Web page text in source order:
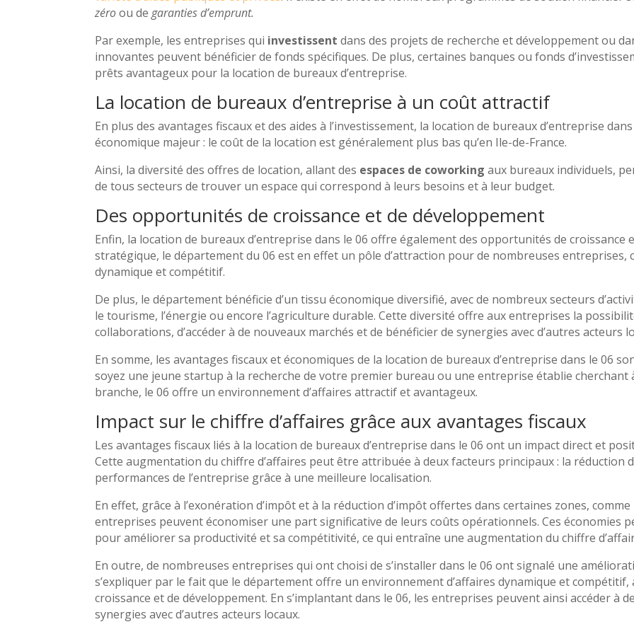
zéroou degaranties d’emprunt.
Par exemple, les entreprises qui investissentdans des projets de recherche et développement ou
innovantes peuvent bénéficier de fonds spécifiques. De plus, certaines banques ou fonds
prêts avantageux pour la location de bureaux d’entreprise.
La location de bureaux d’entreprise à un coût attractif
En plus des avantages fiscaux et des aides à l’investissement, la location de bureaux d’entreprise
économique majeur : le coût de la location est généralement plus bas qu’en Ile-de-France.
Ainsi, la diversité des offres de location, allant des espaces de coworking aux bureaux individuels,
de tous secteurs de trouver un espace qui correspond à leurs besoins et à leur budget.
Des opportunités de croissance et de développement
Enfin, la location de bureaux d’entreprise dans le 06 offre également des opportunités de croissance
stratégique, le département du 06 est en effet un pôle d’attraction pour de nombreuses entreprises,
dynamique et compétitif.
De plus, le département bénéficie d’un tissu économique diversifié, avec de nombreux secteurs
le tourisme, l’énergie ou encore l’agriculture durable. Cette diversité offre aux entreprises la
collaborations, d’accéder à de nouveaux marchés et de bénéficier de synergies avec d’autres acteurs
En somme, les avantages fiscaux et économiques de la location de bureaux d’entreprise dans le 06
soyez une jeune startup à la recherche de votre premier bureau ou une entreprise établie
branche, le 06 offre un environnement d’affaires attractif et avantageux.
Impact sur le chiffre d’affaires grâce aux avantages fiscaux
Les avantages fiscaux liés à la location de bureaux d’entreprise dans le 06 ont un impact direct et
Cette augmentation du chiffre d’affaires peut être attribuée à deux facteurs principaux : la réduction
performances de l’entreprise grâce à une meilleure localisation.
En effet, grâce à l’exonération d’impôt et à la réduction d’impôt offertes dans certaines zones,
entreprises peuvent économiser une part significative de leurs coûts opérationnels. Ces économies
pour améliorer sa productivité et sa compétitivité, ce qui entraîne une augmentation du chiffre
En outre, de nombreuses entreprises qui ont choisi de s’installer dans le 06 ont signalé une
s’expliquer par le fait que le département offre un environnement d’affaires dynamique et
croissance et de développement. En s’implantant dans le 06, les entreprises peuvent ainsi accéder à
synergies avec d’autres acteurs locaux.